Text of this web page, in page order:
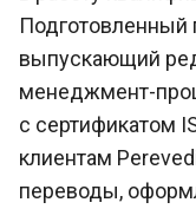
Подготовленный
выпускающий
менеджмент-
с сертификатом
клиентам
переводы,